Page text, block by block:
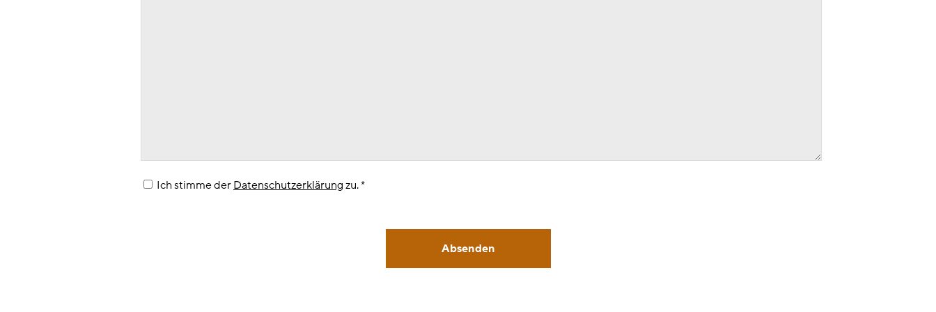
Ich stimme derDatenschutzerklärungzu. *
Absenden